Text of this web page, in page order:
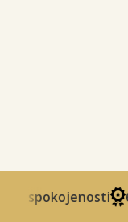
60 denní